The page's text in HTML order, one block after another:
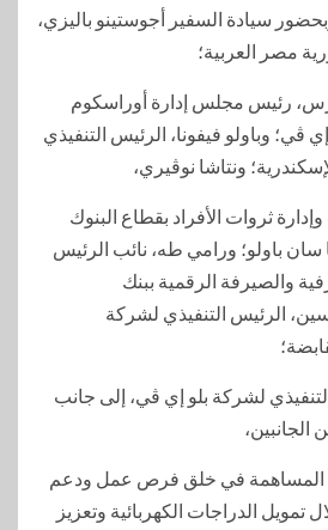
سيادة السفير أجوستينو باليزي،
مصر العربية؛
رئيس مجلس إدارة أوراسكوم
ڤي؛ وباولو فيفونا، الرئيس التنفيذي
ونتاشا نوڤيري،
وإدارة ثروات الأفراد بقطاع البنوك
سان باولو؛ ورامي طه، نائب الرئيس
والصيرفة الرقمية ببنك
الرئيس التنفيذي لشركة
لشركة بلو إي ڤي، إلى جانب
المساهمة في خلق فرص عمل ودعم
تمويل الدراجات الكهربائية وتعزيز